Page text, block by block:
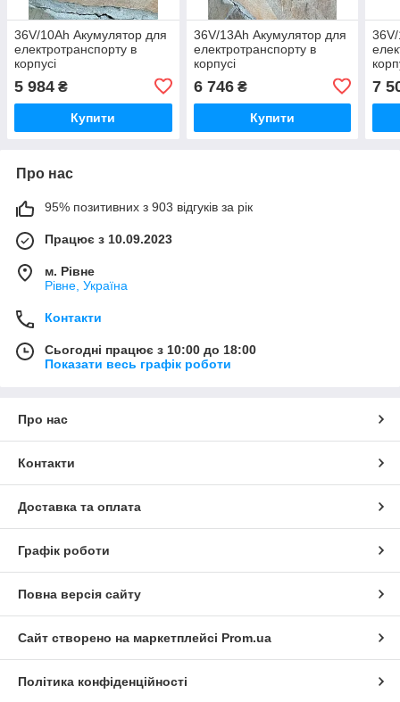
36V/10Ah Акумулятор для
електротранспорту в
корпусі
5 984 ₴
Купити
36V/13Ah Акумулятор для
електротранспорту в
корпусі
6 746₴
Купити
7
Про нас
95% позитивних з 903 відгуків за рік
Працює з 10.09.2023
м. Рівне
Рівне, Україна
Контакти
Сьогодні працює з 10:00 до 18:00
Показати весь графік роботи
Про нас
Контакти
Доставка та оплата
Графік роботи
Повна версія сайту
Сайт створено на маркетплейсі Prom.ua
Політика конфіденційності